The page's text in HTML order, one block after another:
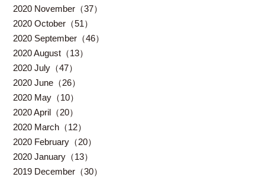
2020 November（37）
2020 October（51）
2020 September（46）
2020 August（13）
2020 July（47）
2020 June（26）
2020 May（10）
2020 April（20）
2020 March（12）
2020 February（20）
2020 January（13）
2019 December（30）